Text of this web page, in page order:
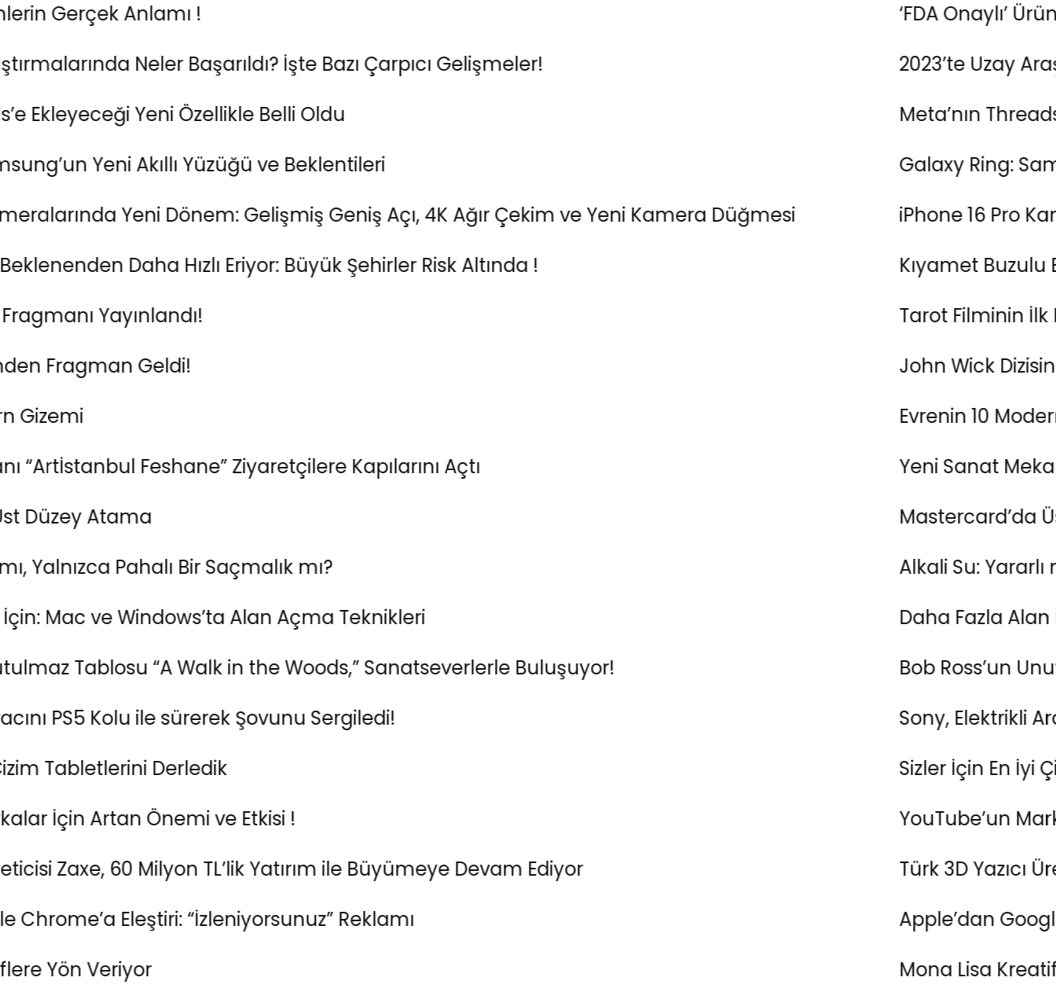
Anlamı !
Neler Başarıldı? İşte Bazı Çarpıcı Gelişmeler!
Yeni Özellikle Belli Oldu
Yeni Akıllı Yüzüğü ve Beklentileri
Yeni Dönem: Gelişmiş Geniş Açı, 4K Ağır Çekim ve Yeni Kamera Düğmesi
Daha Hızlı Eriyor: Büyük Şehirler Risk Altında !
Yayınlandı!
Geldi!
Feshane” Ziyaretçilere Kapılarını Açtı
Atama
Pahalı Bir Saçmalık mı?
ve Windows’ta Alan Açma Teknikleri
Tablosu “A Walk in the Woods,” Sanatseverlerle Buluşuyor!
Kolu ile sürerek Şovunu Sergiledi!
Derledik
Artan Önemi ve Etkisi !
60 Milyon TL’lik Yatırım ile Büyümeye Devam Ediyor
Eleştiri: “İzleniyorsunuz” Reklamı
Veriyor
‘FDA Onaylı’
2023’te Uzay
Meta’nın Threads’e
Galaxy Ring:
iPhone 16 Pro
Kıyamet Buzulu
Tarot Filminin İlk
John Wick Dizisinden
Evrenin 10 Modern
Yeni Sanat Mekanı
Mastercard’da Üst
Alkali Su: Yararlı mı,
Daha Fazla Alan İçin:
Bob Ross’un
Sony, Elektrikli
Sizler İçin En İyi Çizim
YouTube’un Markalar
Türk 3D Yazıcı
Apple’dan Google
Mona Lisa Kreatiflere